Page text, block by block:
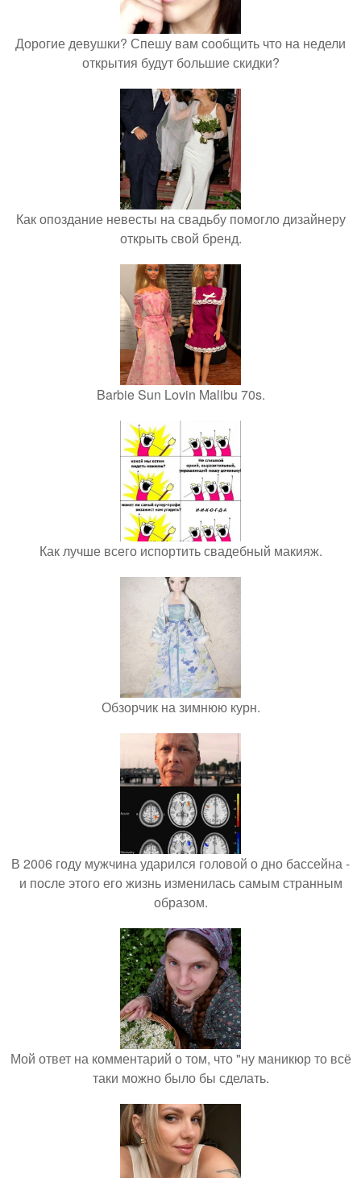
Дорогие девушки? Спешу вам сообщить что на недели
открытия будут большие скидки?
Как опоздание невесты на свадьбу помогло дизайнеру
открыть свой бренд.
Barbie Sun Lovin Malibu 70s.
Как лучше всего испортить свадебный макияж.
Обзорчик на зимнюю курн.
В 2006 году мужчина ударился головой о дно бассейна -
и после этого его жизнь изменилась самым странным
образом.
Мой ответ на комментарий о том, что "ну маникюр то всё
таки можно было бы сделать.